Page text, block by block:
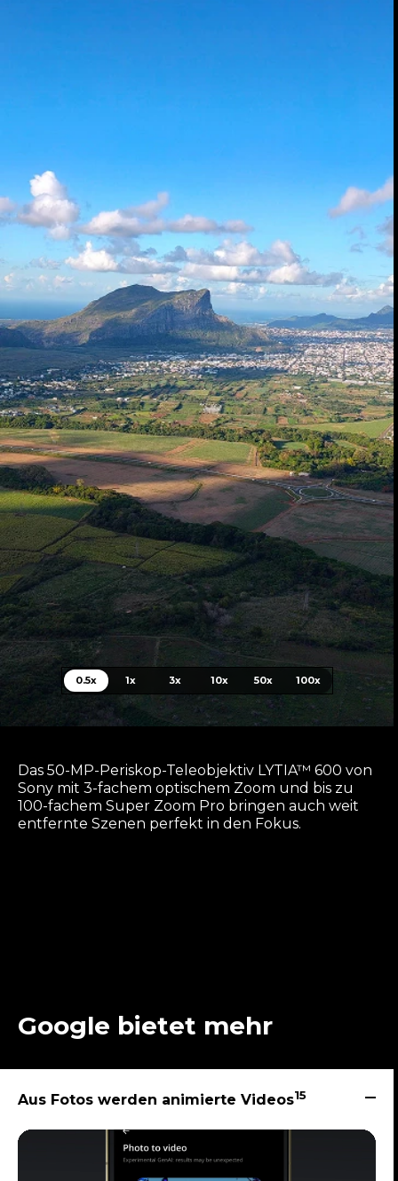
0.5x 1x 3x 10x 50x 100x
Das 50-MP-Periskop-Teleobjektiv LYTIA™ 600 von
Sony mit 3-fachem optischem Zoom und bis zu
100-fachem Super Zoom Pro bringen auch weit
entfernte Szenen perfekt in den Fokus.
Google bietet mehr
Aus Fotos werden animierte Videos15